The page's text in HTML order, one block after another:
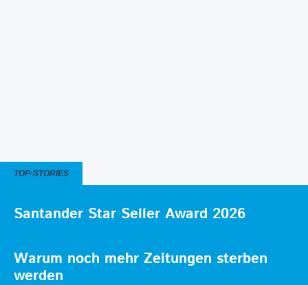
TOP-STORIES
Santander Star Seller Award 2026
Warum noch mehr Zeitungen sterben
werden